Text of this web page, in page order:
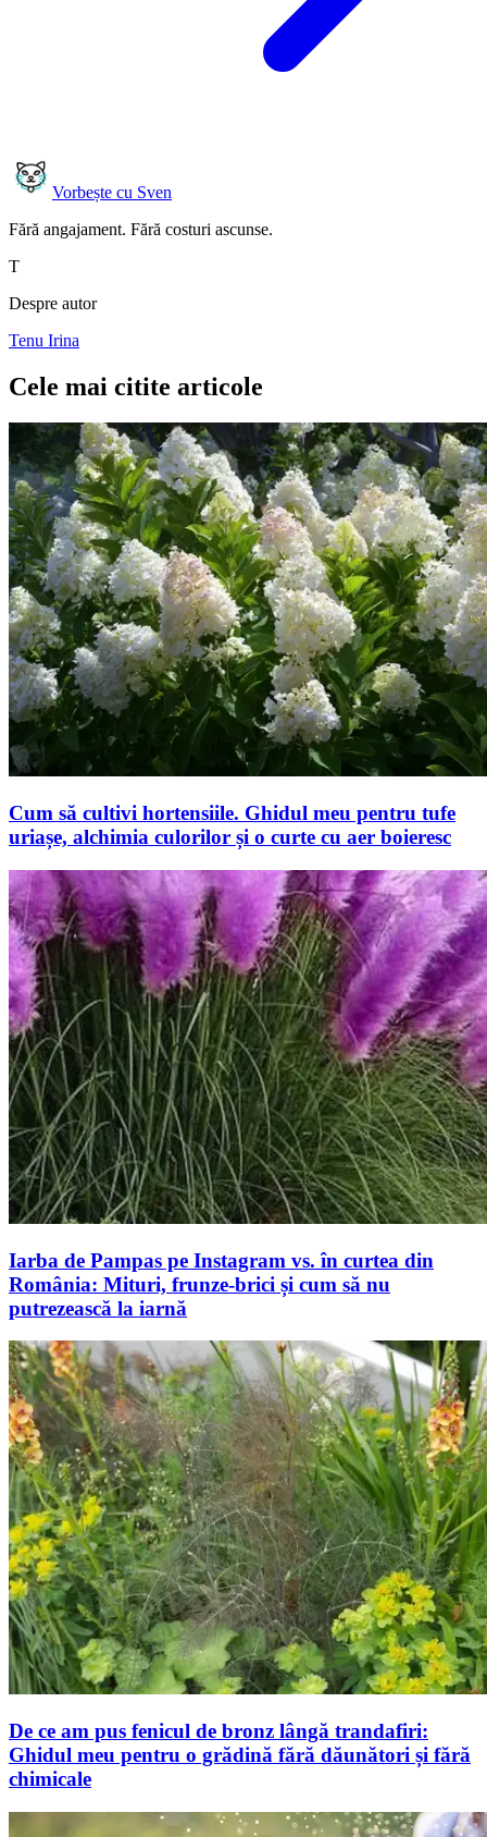
Vorbește cu Sven
Fără angajament. Fără costuri ascunse.
T
Despre autor
Tenu Irina
Cele mai citite articole
Cum să cultivi hortensiile. Ghidul meu pentru tufe
uriașe, alchimia culorilor și o curte cu aer boieresc
Iarba de Pampas pe Instagram vs. în curtea din
România: Mituri, frunze-brici și cum să nu
putrezească la iarnă
De ce am pus fenicul de bronz lângă trandafiri:
Ghidul meu pentru o grădină fără dăunători și fără
chimicale